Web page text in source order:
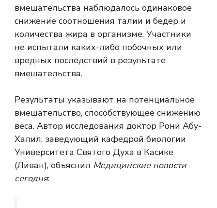
вмешательства наблюдалось одинаковое
снижение соотношения талии и бедер и
количества жира в организме. Участники
не испытали каких-либо побочных или
вредных последствий в результате
вмешательства.
Результаты указывают на потенциальное
вмешательство, способствующее снижению
веса. Автор исследования доктор Рони Абу-
Халил, заведующий кафедрой биологии
Университета Святого Духа в Касике
(Ливан), объяснил Медицинские новости
сегодня: